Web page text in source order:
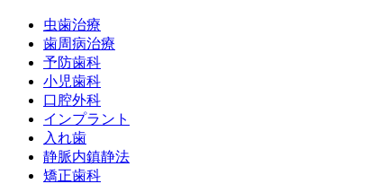
虫歯治療
歯周病治療
予防歯科
小児歯科
口腔外科
インプラント
入れ歯
静脈内鎮静法
矯正歯科